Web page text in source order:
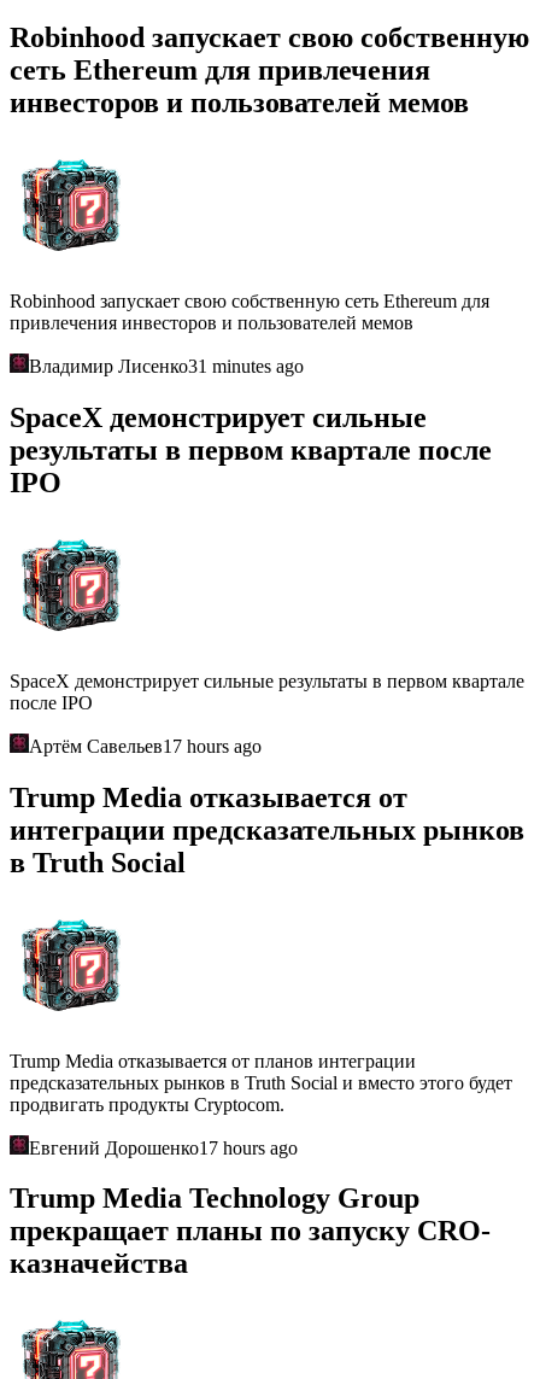
Robinhood запускает свою собственную
сеть Ethereum для привлечения
инвесторов и пользователей мемов
Robinhood запускает свою собственную сеть Ethereum для
привлечения инвесторов и пользователей мемов
Владимир Лисенко31 minutes ago
SpaceX демонстрирует сильные
результаты в первом квартале после
IPO
SpaceX демонстрирует сильные результаты в первом квартале
после IPO
Артём Савельев17 hours ago
Trump Media отказывается от
интеграции предсказательных рынков
в Truth Social
Trump Media отказывается от планов интеграции
предсказательных рынков в Truth Social и вместо этого будет
продвигать продукты Cryptocom.
Евгений Дорошенко17 hours ago
Trump Media Technology Group
прекращает планы по запуску CRO-
казначейства